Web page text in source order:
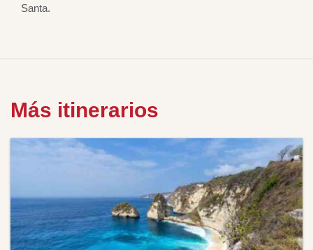
Santa.
Más itinerarios